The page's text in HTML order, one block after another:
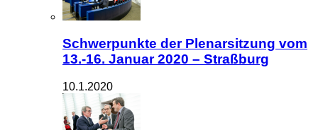
Schwerpunkte der Plenarsitzung vom
13.-16. Januar 2020 – Straßburg
10.1.2020